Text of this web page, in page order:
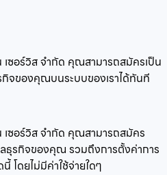
ซอร์วิส จำกัด คุณสามารถสมัครเป็น
กิจของคุณบนระบบของเราได้ทันที
ซอร์วิส จำกัด คุณสามารถสมัคร
ธุรกิจของคุณ รวมถึงการตั้งค่าการ
โดยไม่มีค่าใช้จ่ายใดๆ